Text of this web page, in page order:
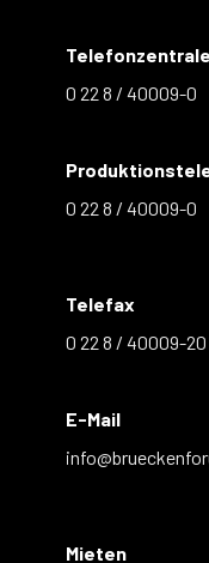
Telefonzentrale
0 22 8 / 40009-0
0 22 8 / 40009-0
Telefax
0 22 8 / 40009-20
E-Mail
Mieten